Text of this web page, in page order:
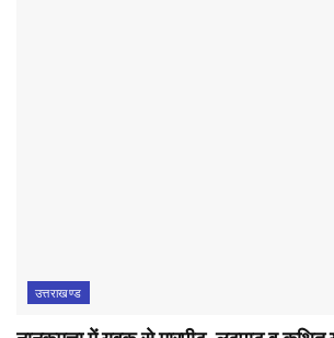
उत्तराखण्ड